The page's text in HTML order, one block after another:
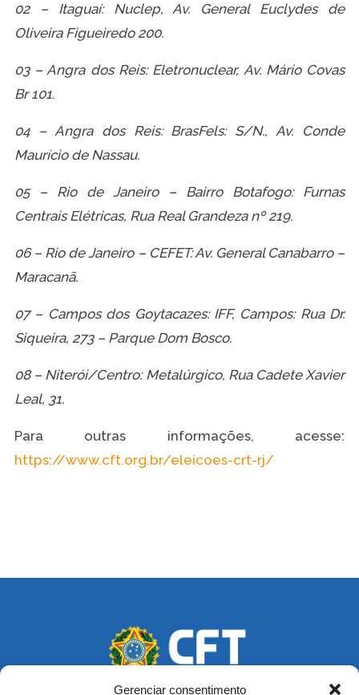
Gerenciar consentimento
02 – Itaguaí: Nuclep, Av. General Euclydes de
Oliveira Figueiredo 200.
03 – Angra dos Reis: Eletronuclear, Av. Mário Covas
Br 101.
04 – Angra dos Reis: BrasFels: S/N., Av. Conde
Maurício de Nassau.
05 – Rio de Janeiro – Bairro Botafogo: Furnas
Centrais Elétricas, Rua Real Grandeza nº 219.
06 – Rio de Janeiro – CEFET: Av. General Canabarro –
Maracanã.
07 – Campos dos Goytacazes: IFF, Campos: Rua Dr.
Siqueira, 273 – Parque Dom Bosco.
08 – Niterói/Centro: Metalúrgico, Rua Cadete Xavier
Leal, 31.
Para outras informações, acesse:
https://www.cft.org.br/eleicoes-crt-rj/